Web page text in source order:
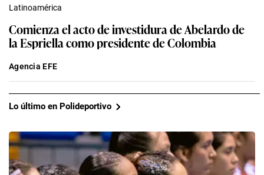
Latinoamérica
Comienza el acto de investidura de Abelardo de
la Espriella como presidente de Colombia
Agencia EFE
Lo último en Polideportivo